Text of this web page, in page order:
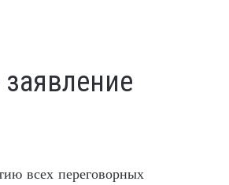
всех переговорных